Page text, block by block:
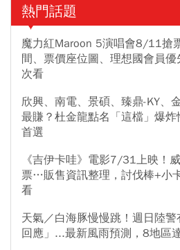
熱門話題
魔力紅Maroon 5演唱會8/11搶
間、票價座位圖、理想國會員
次看
欣興、南電、景碩、臻鼎-KY、
最賺？杜金龍點名「這檔」爆
首選
《吉伊卡哇》電影7/31上映！
票…販售資訊整理，討伐棒+小
看
天氣／白海豚慢慢跳！週日陸
回應」...最新風雨預測，8地區